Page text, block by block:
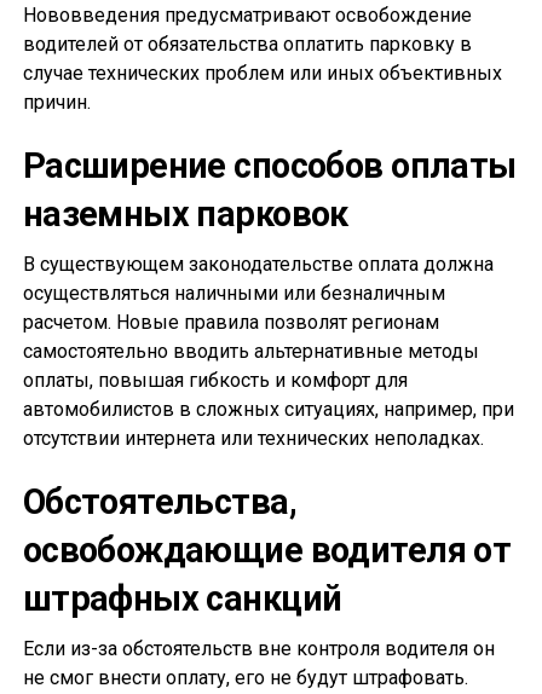
Нововведения предусматривают освобождение
водителей от обязательства оплатить парковку в
случае технических проблем или иных объективных
причин.
Расширение способов оплаты
наземных парковок
В существующем законодательстве оплата должна
осуществляться наличными или безналичным
расчетом. Новые правила позволят регионам
самостоятельно вводить альтернативные методы
оплаты, повышая гибкость и комфорт для
автомобилистов в сложных ситуациях, например, при
отсутствии интернета или технических неполадках.
Обстоятельства,
освобождающие водителя от
штрафных санкций
Если из-за обстоятельств вне контроля водителя он
не смог внести оплату, его не будут штрафовать.